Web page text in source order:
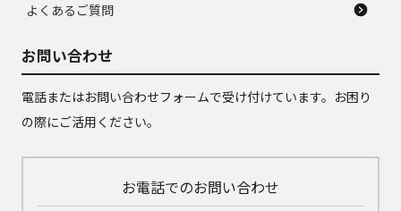
よくあるご質問
お問い合わせ
電話またはお問い合わせフォームで受け付けています。お困り
の際にご活用ください。
お電話でのお問い合わせ